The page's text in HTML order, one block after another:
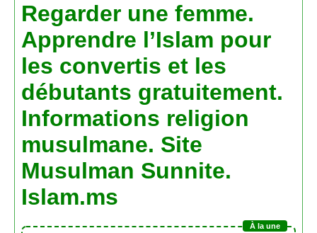
Regarder une femme.
Apprendre l’Islam pour
les convertis et les
débutants gratuitement.
Informations religion
musulmane. Site
Musulman Sunnite.
Islam.ms